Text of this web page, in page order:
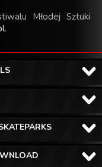
Młodej Sztuki
.